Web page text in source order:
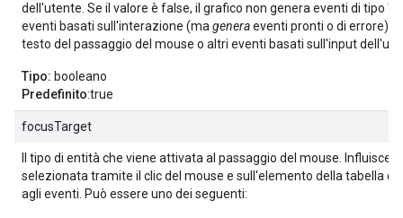
dell'utente. Se il valore è false, il grafico non genera eventi di tipo
eventi basati sull'interazione (ma generaeventi pronti o di errore) e
testo del passaggio del mouse o altri eventi basati sull'input
Tipo: booleano
Predefinito:true
focusTarget
Il tipo di entità che viene attivata al passaggio del mouse. Influisce
selezionata tramite il clic del mouse e sull'elemento della tabella di
agli eventi. Può essere uno dei seguenti: